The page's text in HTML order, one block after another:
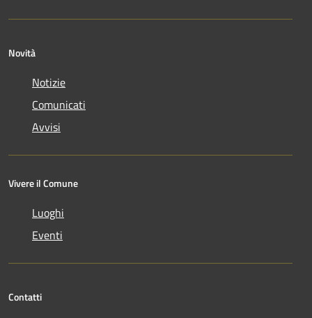
Novità
Notizie
Comunicati
Avvisi
Vivere il Comune
Luoghi
Eventi
Contatti